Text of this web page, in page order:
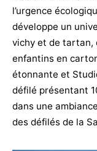
l’urgence
développe un
vichy et de tartan,
enfantins en
étonnante et
défilé présentant
dans une
des défilés de la